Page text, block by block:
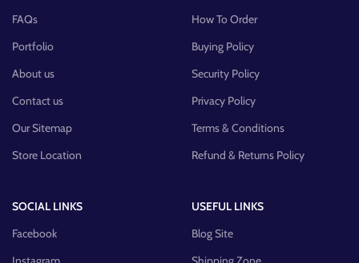
FAQs
Portfolio
About us
Contact us
Our Sitemap
Store Location
How To Order
Buying Policy
Security Policy
Privacy Policy
Terms & Conditions
Refund & Returns Policy
SOCIAL LINKS
Facebook
USEFUL LINKS
Blog Site